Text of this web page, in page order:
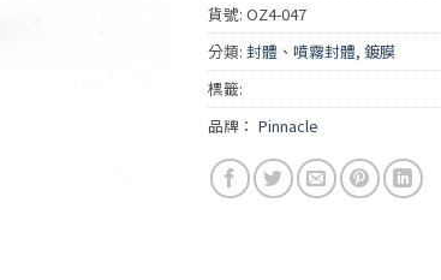
貨號: OZ4-047
分類: 封體、噴霧封體, 鍍膜
標籤:
品牌： Pinnacle